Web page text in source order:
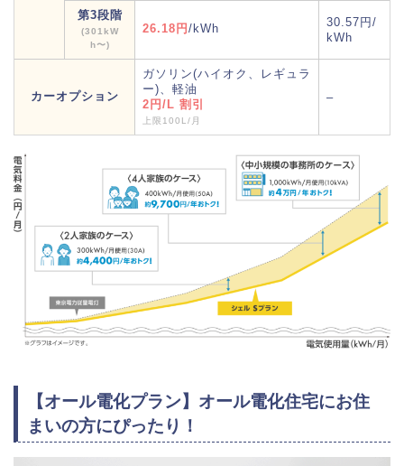
第3段階
(301kW
h〜)
26.18円 /kWh
30.57円/
kWh
カーオプション
ガソリン(ハイオク、レギュラ
ー)、軽油
2円/L 割引
上限100L/月
–
【オール電化プラン】オール電化住宅にお住
まいの方にぴったり！